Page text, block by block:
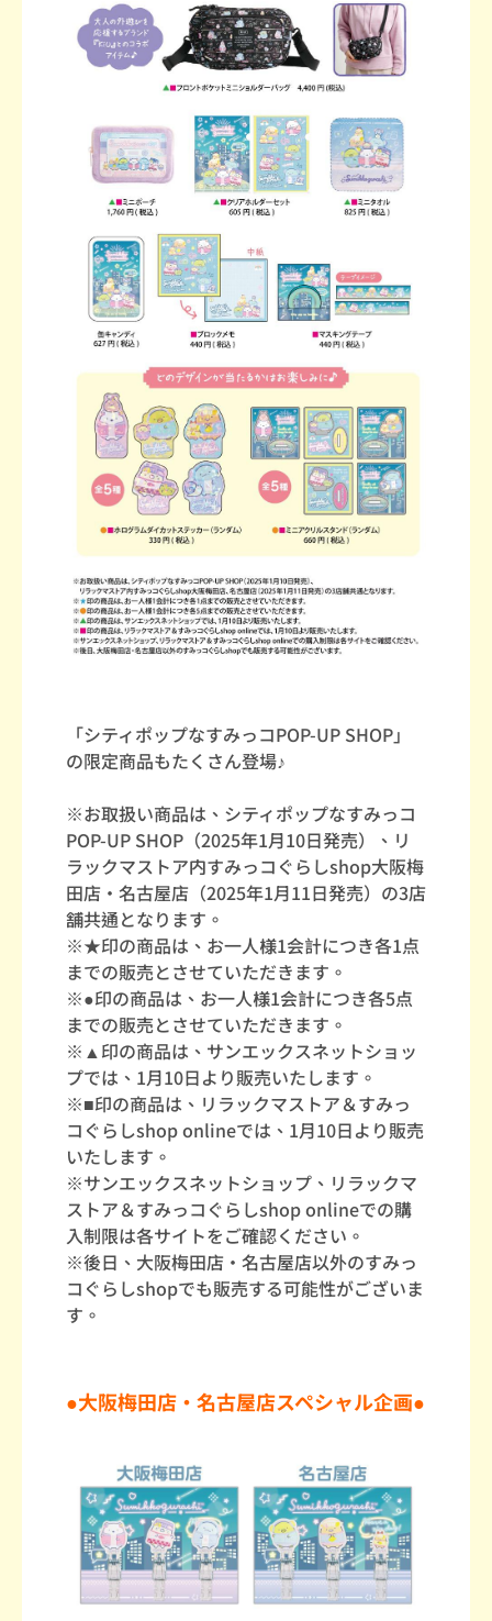
「シティポップなすみっコPOP-UP SHOP」
の限定商品もたくさん登場♪
※お取扱い商品は、シティポップなすみっコ
POP-UP SHOP（2025年1月10日発売）、リ
ラックマストア内すみっコぐらしshop大阪梅
田店・名古屋店（2025年1月11日発売）の3店
舗共通となります。
※★印の商品は、お一人様1会計につき各1点
までの販売とさせていただきます。
※●印の商品は、お一人様1会計につき各5点
までの販売とさせていただきます。
※▲印の商品は、サンエックスネットショッ
プでは、1月10日より販売いたします。
※■印の商品は、リラックマストア＆すみっ
コぐらしshop onlineでは、1月10日より販売
いたします。
※サンエックスネットショップ、リラックマ
ストア＆すみっコぐらしshop onlineでの購
入制限は各サイトをご確認ください。
※後日、大阪梅田店・名古屋店以外のすみっ
コぐらしshopでも販売する可能性がございま
す。
●大阪梅田店・名古屋店スペシャル企画●